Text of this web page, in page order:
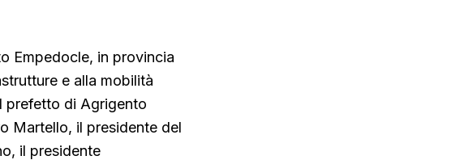
Empedocle, in provincia
e alla mobilità
prefetto di Agrigento
Martello, il presidente del
il presidente